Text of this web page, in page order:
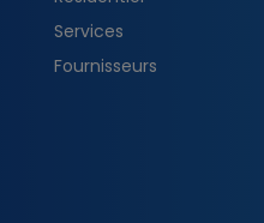
Services
Fournisseurs